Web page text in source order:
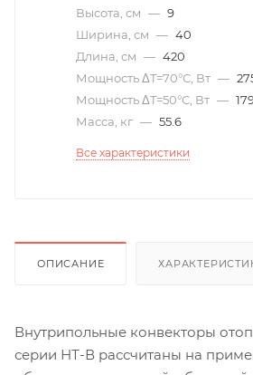
Высота, см — 9
Ширина, см — 40
Длина, см — 420
Мощность ΔT=70°С, Вт —
Мощность ΔT=50°С, Вт —
Масса, кг — 55.6
Все характеристики
ОПИСАНИЕ
Внутрипольные конвекторы
серии НТ-В рассчитаны на